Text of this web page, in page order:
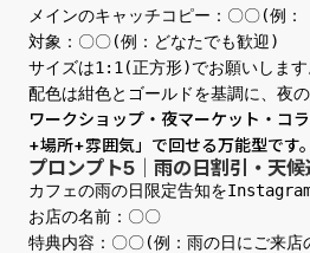
メインのキャッチコピー：〇〇(例
対象：〇〇(例：どなたでも歓迎)
サイズは1:1(正方形)でお願いします
配色は紺色とゴールドを基調に、夜
ワークショップ・夜マーケット・コ
+場所+雰囲気」で回せる万能型です。
プロンプト5｜雨の日割引・天候
カフェの雨の日限定告知を
お店の名前：〇〇
特典内容：〇〇(例：雨の日にご来